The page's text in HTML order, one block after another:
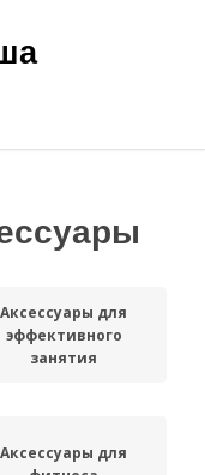
Аксессуары для
эффективного
занятия
Аксессуары для